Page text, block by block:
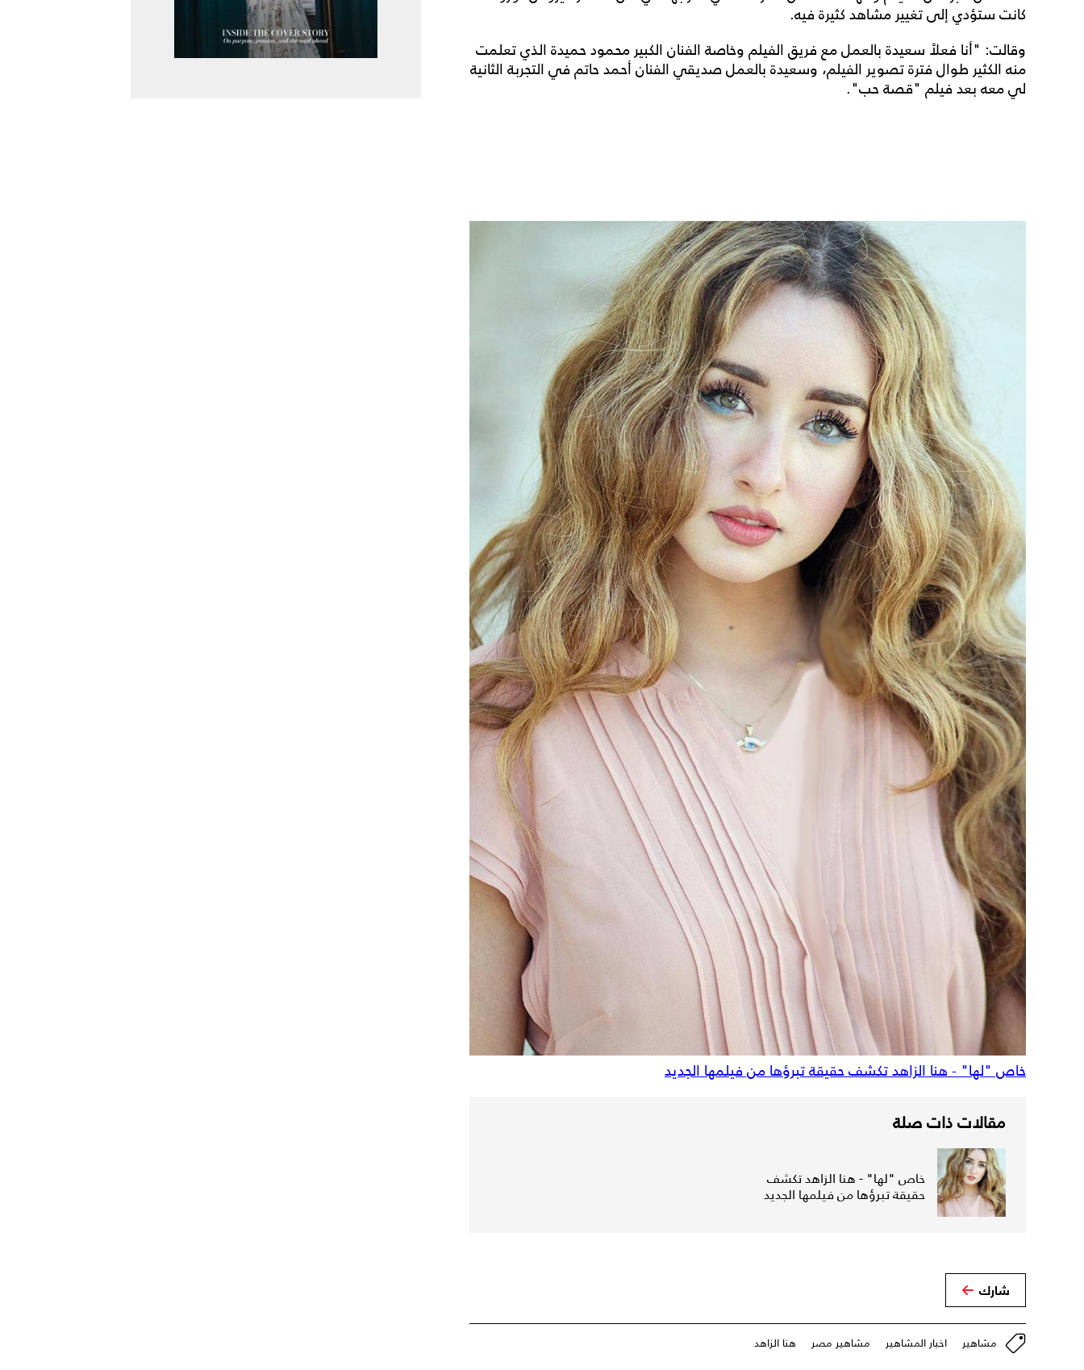
كانت ستؤدي إلى تغيير مشاهد كثيرة فيه.
وقالت: "أنا فعلاً سعيدة بالعمل مع فريق الفيلم وخاصة الفنان الكبير محمود حميدة الذي تعلمت
منه الكثير طوال فترة تصوير الفيلم، وسعيدة بالعمل صديقي الفنان أحمد حاتم في التجربة الثانية
لي معه بعد فيلم "قصة حب".
خاص "لها" - هنا الزاهد تكشف حقيقة تبرؤها من فيلمها الجديد
مقالات ذات صلة
خاص "لها" - هنا الزاهد تكشف
حقيقة تبرؤها من فيلمها الجديد
شارك
مشاهير اخبار المشاهير مشاهير مصر هنا الزاهد